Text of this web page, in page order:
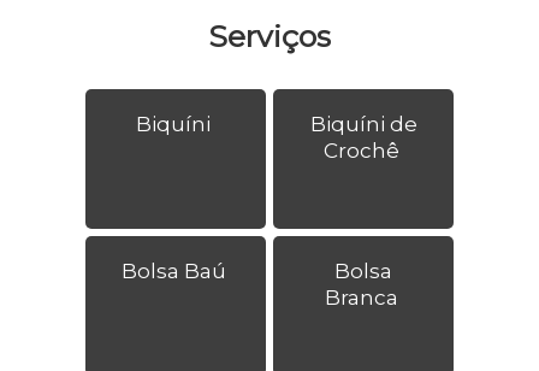
Serviços
Biquíni
Biquíni de
Crochê
Bolsa Baú
Bolsa
Branca